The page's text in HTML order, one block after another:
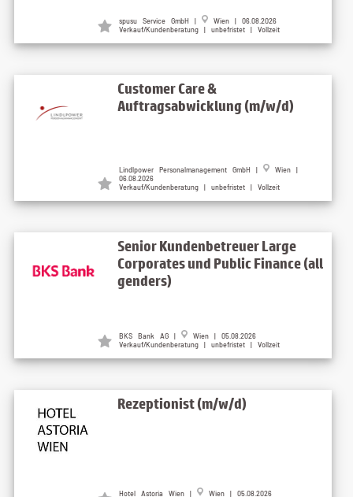
spusu Service GmbH |
Wien | 06.08.2026
Verkauf/Kundenberatung | unbefristet | Vollzeit
Customer Care &
Auftragsabwicklung (m/w/d)
Lindlpower Personalmanagement GmbH |
Wien |
06.08.2026
Verkauf/Kundenberatung | unbefristet | Vollzeit
Senior Kundenbetreuer Large
Corporates und Public Finance (all
genders)
BKS Bank AG |
Wien | 05.08.2026
Verkauf/Kundenberatung | unbefristet | Vollzeit
Rezeptionist (m/w/d)
Hotel Astoria Wien | Wien | 05.08.2026